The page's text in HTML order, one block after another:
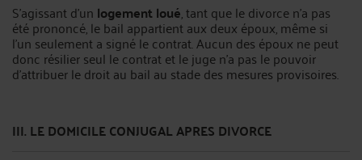
S'agissant d'un logement loué, tant que le divorce n'a pas
été prononcé, le bail appartient aux deux époux, même si
l'un seulement a signé le contrat. Aucun des époux ne peut
donc résilier seul le contrat et le juge n'a pas le pouvoir
d'attribuer le droit au bail au stade des mesures provisoires.
III. LE DOMICILE CONJUGAL APRES DIVORCE